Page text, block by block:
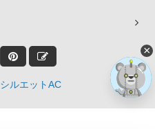
シルエットAC
×